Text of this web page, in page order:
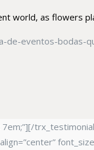
world, as flowers
eventos-bodas-
7em;”][/